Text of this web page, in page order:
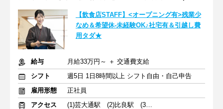
【飲食店STAFF】<オープニング有>残業少
なめ＆希望休-未経験OK♪社宅有＆引越し費
用タダ★
給与
月給33万円～ ＋ 交通費支給
シフト
週5日 1日8時間以上 シフト自由・自己申告
雇用形態
正社員
アクセス
(1)芸大通駅 (2)比良駅 (3)岐南駅